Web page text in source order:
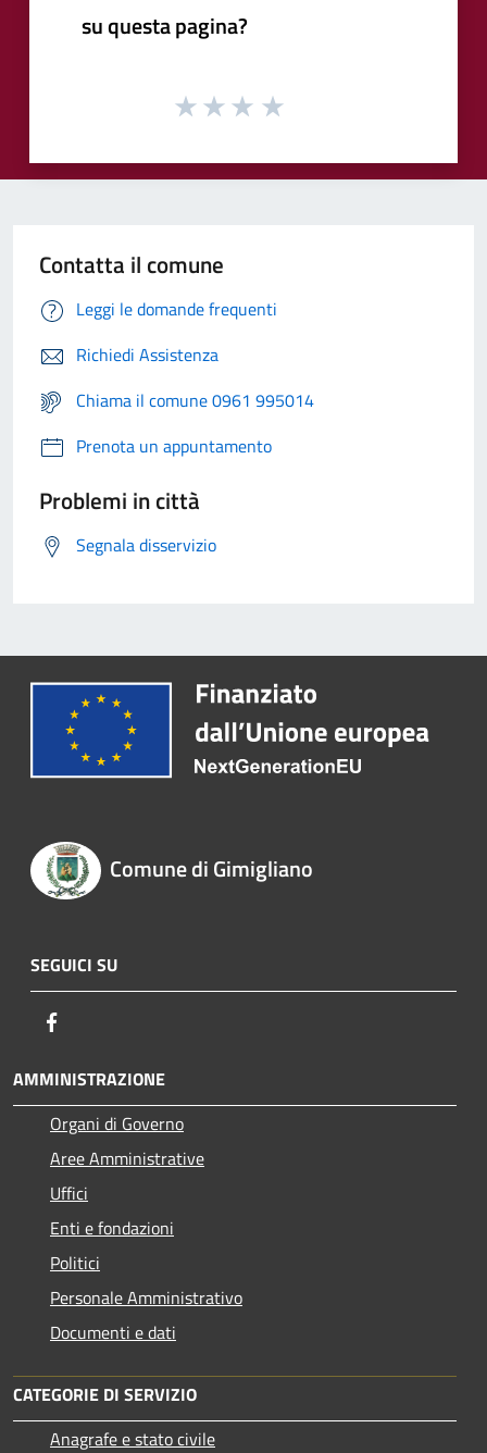
su questa pagina?
Contatta il comune
Leggi le domande frequenti
Richiedi Assistenza
Chiama il comune 0961 995014
Prenota un appuntamento
Problemi in città
Segnala disservizio
Comune di Gimigliano
SEGUICI SU
AMMINISTRAZIONE
Organi di Governo
Aree Amministrative
Uffici
Enti e fondazioni
Politici
Personale Amministrativo
Documenti e dati
CATEGORIE DI SERVIZIO
Anagrafe e stato civile